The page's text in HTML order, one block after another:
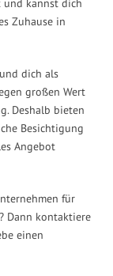
und kannst dich
Zuhause in
dich als
großen Wert
Deshalb bieten
Besichtigung
Angebot
für
Dann kontaktiere
einen